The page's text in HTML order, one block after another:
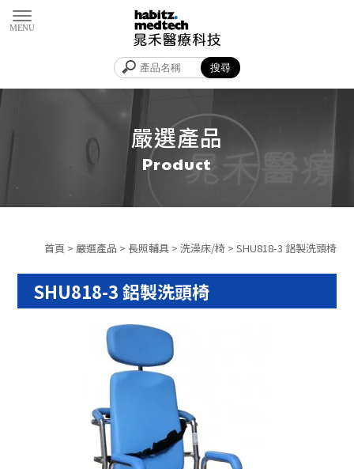
嚴選產品
首頁 > 嚴選產品> 長照輔具> 洗澡床/椅> SHU818-3 鋁製洗頭椅
SHU818-3 鋁製洗頭椅